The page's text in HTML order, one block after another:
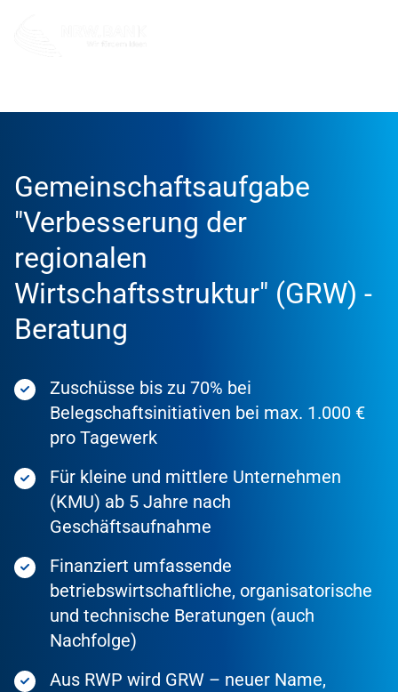
Gemeinschaftsaufgabe
"Verbesserung der
regionalen
Wirtschaftsstruktur" (GRW) -
Beratung
Zuschüsse bis zu 70% bei
Belegschaftsinitiativen bei max. 1.000 €
pro Tagewerk
Für kleine und mittlere Unternehmen
(KMU) ab 5 Jahre nach
Geschäftsaufnahme
Finanziert umfassende
betriebswirtschaftliche, organisatorische
und technische Beratungen (auch
Nachfolge)
Aus RWP wird GRW – neuer Name,